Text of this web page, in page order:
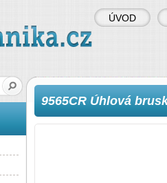
9565CR Úhlová
ÚVOD